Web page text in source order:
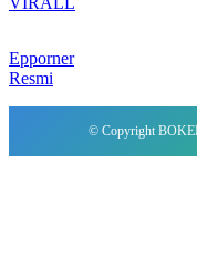
Epporner
Resmi
© Copyright